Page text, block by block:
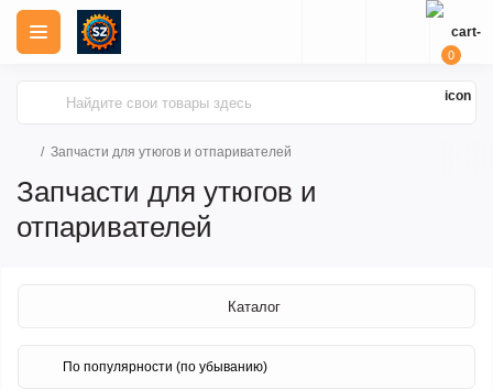
0
Запчасти для утюгов и отпаривателей
Запчасти для утюгов и
отпаривателей
Каталог